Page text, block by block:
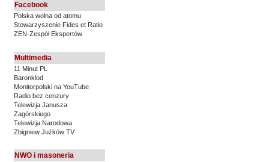
Facebook
Polska wolna od atomu
Stowarzyszenie Fides et Ratio
ZEN-Zespół Ekspertów
Multimedia
11 Minut PL
Baronklod
Monitorpolski na YouTube
Radio bez cenzury
Telewizja Janusza
Zagórskiego
Telewizja Narodowa
Zbigniew Juźków TV
NWO i masoneria